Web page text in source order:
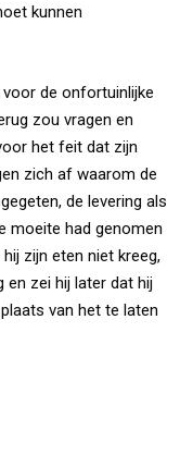
kunnen
de onfortuinlijke
zou vragen en
het feit dat zijn
zich af waarom de
de levering als
moeite had genomen
zijn eten niet kreeg,
en zei hij later dat hij
van het te laten